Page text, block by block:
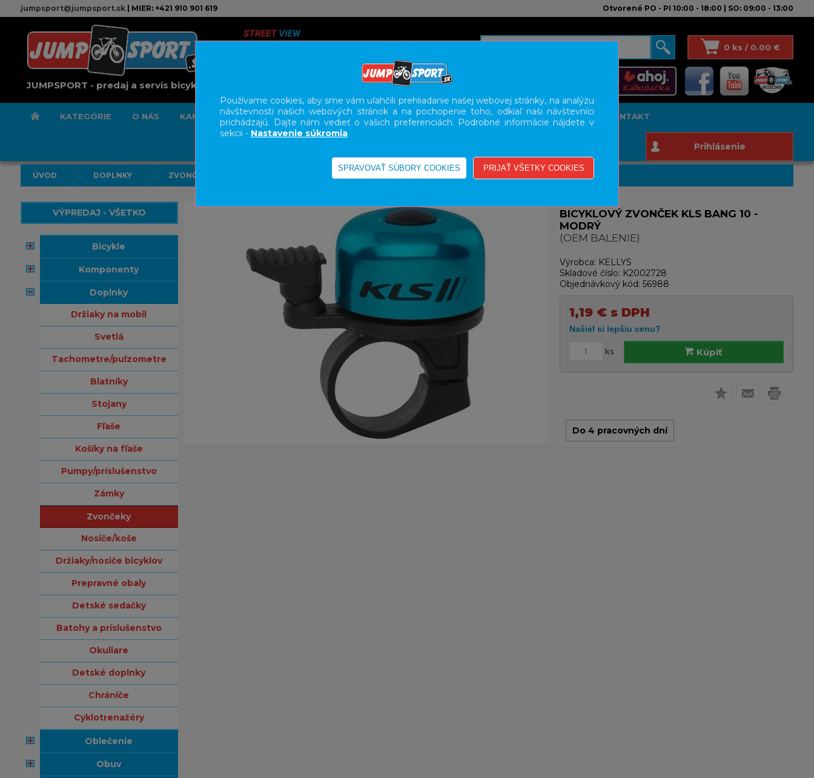
jumpsport@jumpsport.sk| MIER: +421 910 901 619 Otvorené PO - PI 10:00 - 18:00 | SO: 09:00 - 13:00
JUMPSPORT - predaj a servis bicyklov
0 ks / 0.00 €
KATEGÓRIE O NÁS KAMENNÁ PREDAJNA SERVIS SLUŽBY KARIÉRA BODY GEOMETRY FIT STUDIO KONTAKT
Prihlásenie
ÚVOD DOPLNKY ZVONČEKY
VÝPREDAJ - VŠETKO
bicykle
komponenty
doplnky
držiaky na mobil
svetlá
tachometre/pulzometre
blatníky
stojany
fľaše
košíky na fľaše
pumpy/príslušenstvo
zámky
zvončeky
nosiče/koše
držiaky/nosiče bicyklov
prepravné obaly
detské sedačky
batohy a príslušenstvo
okuliare
detské doplnky
chrániče
cyklotrenažéry
oblečenie
obuv
BICYKLOVÝ ZVONČEK KLS BANG 10 -
MODRÝ
(OEM BALENIE)
Výrobca: KELLYS
Skladové číslo: K2002728
Objednávkový kód: 56988
1,19 €s DPH
ks Kúpiť
Do 4 pracovných dní
Používame cookies, aby sme vám uľahčili prehliadanie našej webovej stránky, na analýzu
návštevnosti našich webových stránok a na pochopenie toho, odkiaľ naši návštevníci
prichádzajú. Dajte nám vedieť o vašich preferenciách. Podrobné informácie nájdete v
sekcii - Nastavenie súkromia